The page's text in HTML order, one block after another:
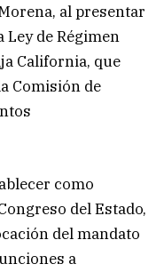
al presentar
de Régimen
California, que
Comisión de
como
del Estado,
del mandato
a